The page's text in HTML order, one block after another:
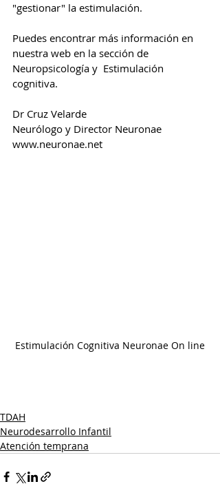
"gestionar" la estimulación.
Puedes encontrar más información en
nuestra web en la sección de
Neuropsicología y  Estimulación
cognitiva.
Dr Cruz Velarde
Neurólogo y Director Neuronae
www.neuronae.net
Estimulación Cognitiva Neuronae On line
TDAH
Neurodesarrollo Infantil
Atención temprana